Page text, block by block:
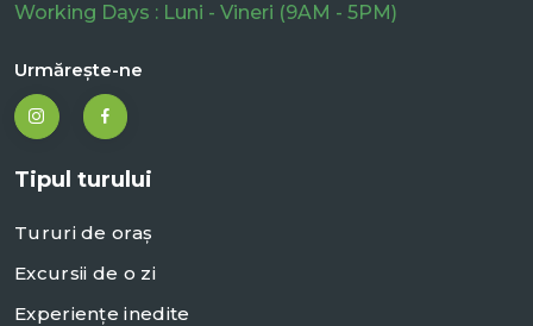
Working Days : Luni - Vineri (9AM - 5PM)
Urmărește-ne
Tipul turului
Tururi de oraș
Excursii de o zi
Experiențe inedite